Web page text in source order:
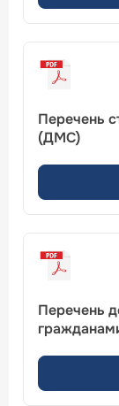
Перечень
(ДМС)
Перечень